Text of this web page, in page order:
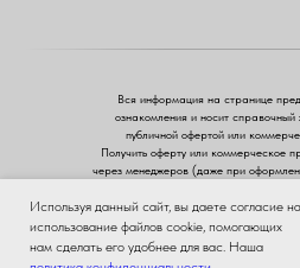
Вся информация на странице
ознакомления и носит справочный
публичной офертой или
Получить оферту или коммерческое
через менеджеров (даже при
ЗА
ЧЕСТНЫЙ
БИЗНЕС
Используя данный сайт, вы даете согласие на
использование файлов cookie, помогающих
нам сделать его удобнее для вас. Наша